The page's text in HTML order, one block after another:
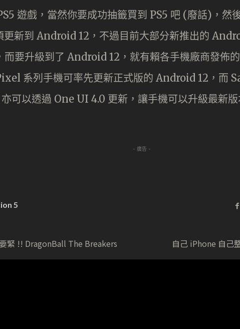
遊戲，當然你要成功抽籤買到 PS5 吧 (廢話)，然
更新到 Android 12，不過目前大部分新推出的
要升級到了 Android 12，就有賴各手機廠商發佈
系列手機可率先更新正式版的 Android 12，而
可以透過 One UI 4.0 更新，讓手機可以升級最新
- 廣告 -
5
緊 !! DragonBall The Breakers
自己 iPhone 自